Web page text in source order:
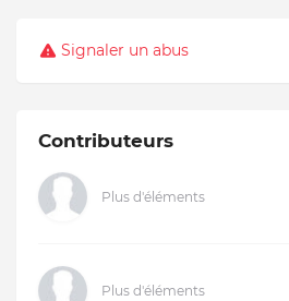
Signaler un abus
Contributeurs
Plus d'éléments
Plus d'éléments